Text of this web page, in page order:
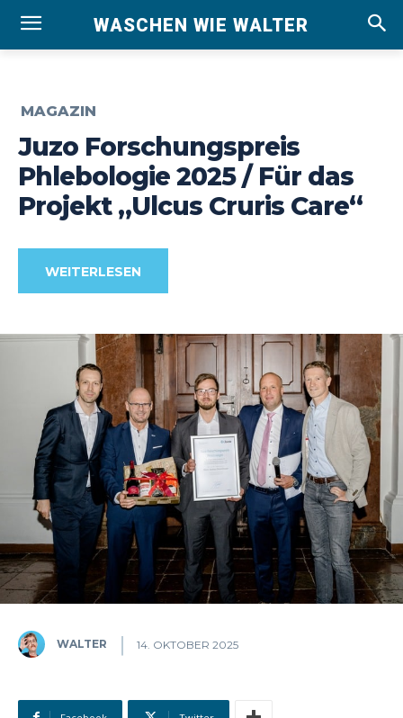
WASCHEN WIE WALTER
MAGAZIN
Juzo Forschungspreis
Phlebologie 2025 / Für das
Projekt „Ulcus Cruris Care“
WEITERLESEN
WALTER 14. OKTOBER 2025